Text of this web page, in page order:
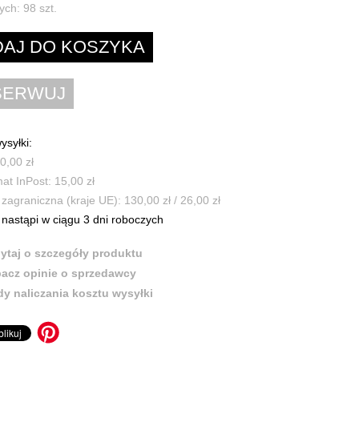
98 szt.
zł
InPost: 15,00 zł
zagraniczna (kraje UE): 130,00 zł / 26,00 zł
nastąpi w ciągu 3 dni roboczych
o szczegóły produktu
opinie o sprzedawcy
naliczania kosztu wysyłki